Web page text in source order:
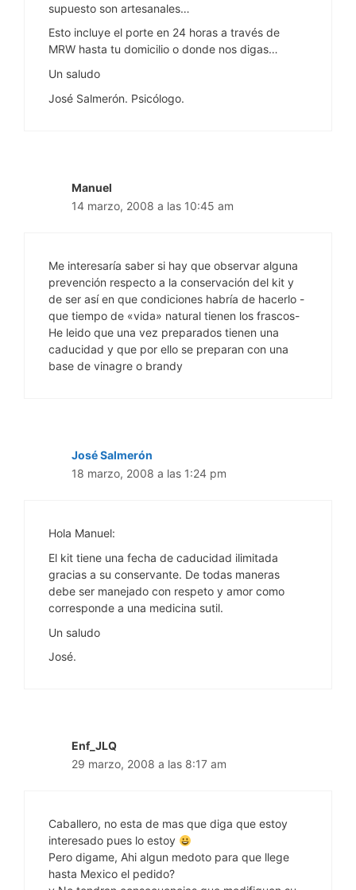
supuesto son artesanales…
Esto incluye el porte en 24 horas a través de
MRW hasta tu domicilio o donde nos digas…
Un saludo
José Salmerón. Psicólogo.
Manuel
14 marzo, 2008 a las 10:45 am
Me interesaría saber si hay que observar alguna
prevención respecto a la conservación del kit y
de ser así en que condiciones habría de hacerlo -
que tiempo de «vida» natural tienen los frascos-
He leido que una vez preparados tienen una
caducidad y que por ello se preparan con una
base de vinagre o brandy
José Salmerón
18 marzo, 2008 a las 1:24 pm
Hola Manuel:
El kit tiene una fecha de caducidad ilimitada
gracias a su conservante. De todas maneras
debe ser manejado con respeto y amor como
corresponde a una medicina sutil.
Un saludo
José.
Enf_JLQ
29 marzo, 2008 a las 8:17 am
Caballero, no esta de mas que diga que estoy
interesado pues lo estoy
Pero digame, Ahi algun medoto para que llege
hasta Mexico el pedido?